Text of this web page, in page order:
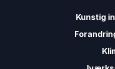
Kunstig